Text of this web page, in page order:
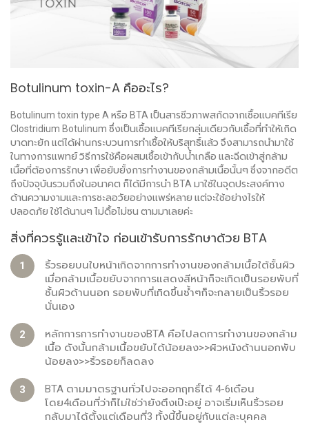
Botulinum toxin-A คืออะไร?
Botulinum toxin type A หรือ BTA เป็นสารชีวภาพสกัดจากเชื้อแบคทีเรีย
Clostridium Botulinum ซึ่งเป็นเชื้อแบคทีเรียกลุ่มเดียวกับเชื้อที่ทำให้เกิด
บาดทะยัก แต่ได้ผ่านกระบวนการทำเชื้อให้บริสุทธิ์แล้ว จึงสามารถนำมาใช้
ในทางการแพทย์ วิธีการใช้คือผสมเชื้อเข้ากับน้ำเกลือ และฉีดเข้าสู่กล้าม
เนื้อที่ต้องการรักษา เพื่อยับยั้งการทำงานของกล้ามเนื้อนั้นๆ ซึ่งจากอดีต
ถึงปัจจุบันรวมถึงในอนาคต ก็ได้มีการนำ BTA มาใช้ในจุดประสงค์ทาง
ด้านความงามและการชะลอวัยอย่างแพร่หลาย แต่จะใช้อย่างไรให้
ปลอดภัย ใช้ได้นานๆ ไม่ดื้อไม่ซน ตามมาเลยค่ะ
สิ่งที่ควรรู้และเข้าใจ ก่อนเข้ารับการรักษาด้วย BTA
ริ้วรอยบนใบหน้าเกิดจากการทำงานของกล้ามเนื้อใต้ชั้นผิว
เมื่อกล้ามเนื้อขยับจากการแสดงสีหน้าก็จะเกิดเป็นรอยพับที่
ชั้นผิวด้านนอก รอยพับที่เกิดขึ้นซ้ำๆก็จะกลายเป็นริ้วรอย
นั่นเอง
หลักการการทำงานของBTA คือไปลดการทำงานของกล้าม
เนื้อ ดังนั้นกล้ามเนื้อขยับได้น้อยลง>>ผิวหนังด้านนอกพับ
น้อยลง>>ริ้วรอยก็ลดลง
BTA ตามมาตรฐานทั่วไปจะออกฤทธิ์ได้ 4-6เดือน
โดย4เดือนที่ว่าก็ไม่ใช่ว่ายังตึงเป๊ะอยู่ อาจเริ่มเห็นริ้วรอย
กลับมาได้ตั้งแต่เดือนที่3 ทั้งนี้ขึ้นอยู่กับแต่ละบุคคล